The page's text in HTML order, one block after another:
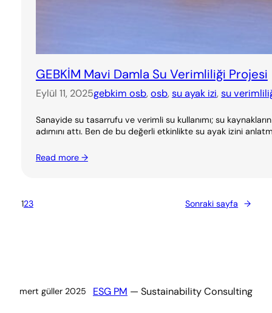
GEBKİM Mavi Damla Su Verimliliği Projesi
Eylül 11, 2025gebkim osb, osb, su ayak izi, su
Sanayide su tasarrufu ve verimli su kullanımı; su
adımını attı. Ben de bu değerli etkinlikte su ayak izini
Read more →
123 Sonraki sayfa →
mert güller 2025 ESG PM — Sustainability Consulting